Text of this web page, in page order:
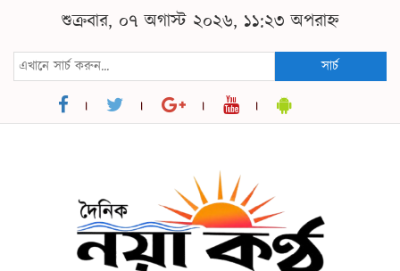
শুক্রবার, ০৭ অগাস্ট ২০২৬, ১১:২৩ অপরাহ্ন
সার্চ